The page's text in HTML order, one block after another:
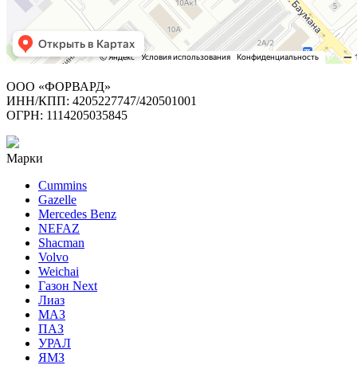
ООО «ФОРВАРД»
ИНН/КПП: 4205227747/420501001
ОГРН: 1114205035845
Марки
Cummins
Gazelle
Mercedes Benz
NEFAZ
Shacman
Volvo
Weichai
Газон Next
Лиаз
МАЗ
ПАЗ
УРАЛ
ЯМЗ